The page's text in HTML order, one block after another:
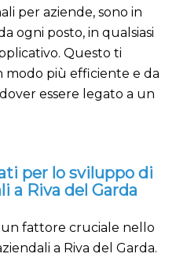
per aziende, sono in
ogni posto, in qualsiasi
Questo ti
modo più efficiente e da
essere legato a un
per lo sviluppo di
a Riva del Garda
un fattore cruciale nello
a Riva del Garda.